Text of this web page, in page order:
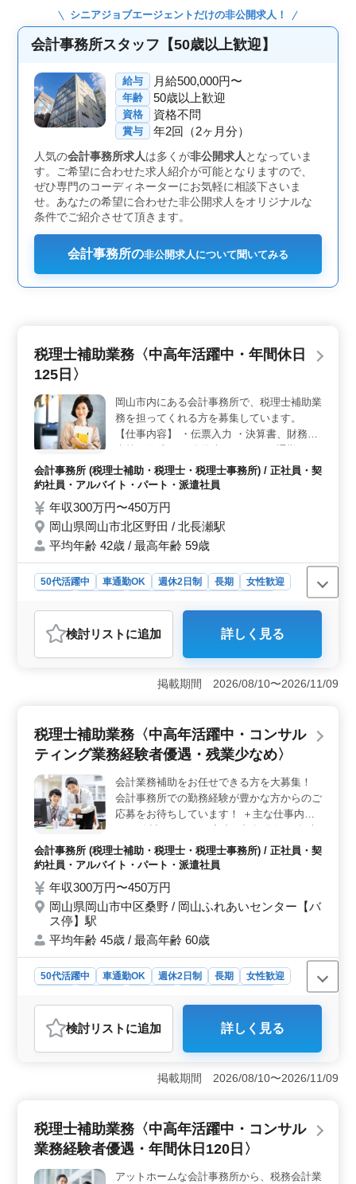
＞ 会計業務全般や税務補助業務を担当します。ベテラ
ン経験者や税理士科目合格者の方を特に求めています。
駅近でアクセスも良好で、週休2日制、長期勤務が可能で
す。 ＜給与と福利厚生＞ 年収は400〜550万円で、
り、安心して働ける環境が整っています。男女比率もバ
ランスよく配置されており、会社の平均年齢も45.9歳と
なっています。
シニアジョブエージェントだけの非公開求人！
会計事務所スタッフ【50歳以上歓迎】
給与 月給500,000円〜
年齢 50歳以上歓迎
資格 資格不問
賞与 年2回（2ヶ月分）
人気の会計事務所求人は多くが非公開求人 となっていま
す。ご希望に合わせた求人紹介が可能となりますので、
ぜひ専門のコーディネーターにお気軽に相談下さいま
せ。あなたの希望に合わせた非公開求人をオリジナルな
条件でご紹介させて頂きます。
会計事務所の非公開求人について聞いてみる
税理士補助業務〈中高年活躍中・年間休日
125日〉
岡山市内にある会計事務所で、税理士補助業
務を担ってくれる方を募集しています。
【仕事内容】 ・伝票入力 ・決算書、財務諸
能、無料駐車場有り ＊税理士試験科目合格
者優遇 ◎50代以上のベテラン経験者是非ご
会計事務所 (税理士補助・税理士・税理士事務所) / 正社員・契
約社員・アルバイト・パート・派遣社員
年収300万円〜450万円
岡山県岡山市北区野田 / 北長瀬駅
平均年齢 42歳 / 最高年齢 59歳
50代活躍中 車通勤OK 週休2日制 長期
女性歓迎
おすすめポイント
＜安定した雇用と働きやすさ＞ 岡山市内の会計事務所
で、税理士補助業務を通じて安定した雇用と働きやすい
環境が提供されます。週休2日制や年間125日の休日で、
ップの機会＞ 経験豊富な50代以上の方も歓迎され、会
計事務所経験が5年以上ある方にとって、さらなるキャリ
は優遇され、スキルの向上が期待されます。 ＜福利
厚生と充実した給与＞ 全額支給の通勤手当や年3回の賞
与、さらに福利厚生が整っており、従業員の安心と満足
度が重視されています。給与は年収320万円から450万円
と、モチベーションを保ちながら働ける環境です。
検討リスト に追加 詳しく見る
掲載期間 2026/08/10〜2026/11/09
税理士補助業務〈中高年活躍中・コンサル
ティング業務経験者優遇・残業少なめ〉
会計業務補助をお任せできる方を大募集！
会計事務所での勤務経験が豊かな方からのご
応募をお待ちしています！ ＋主な仕事内容
調整事務 ・その他伝票仕分け ・決算書、税
務申告書の作成 ・経営計画の策定支援 ・月
添ったお仕事ができる方歓迎 ☆50代以上の
ベテラン経験者・シニア世代大歓迎の企業で
会計事務所 (税理士補助・税理士・税理士事務所) / 正社員・契
約社員・アルバイト・パート・派遣社員
年収300万円〜450万円
岡山県岡山市中区桑野 / 岡山ふれあいセンター【バ
ス停】駅
平均年齢 45歳 / 最高年齢 60歳
50代活躍中 車通勤OK 週休2日制 長期
女性歓迎
おすすめポイント
＜経験者優遇と専門性の向上＞ 岡山市中区の会計事務
所では、税理士補助業務における経験者を重視し、特に
コンサルティング業務経験者を歓迎しています。残業も
ン経験者やシニア世代が積極的に活躍できる環境が整っ
ています。週休2日制や年間休日120日で、プライベート
く、車通勤も可能です。 ＜充実の福利厚生と安定し
検討リスト に追加 詳しく見る
掲載期間 2026/08/10〜2026/11/09
税理士補助業務〈中高年活躍中・コンサル
業務経験者優遇・年間休日120日〉
アットホームな会計事務所から、税務会計業